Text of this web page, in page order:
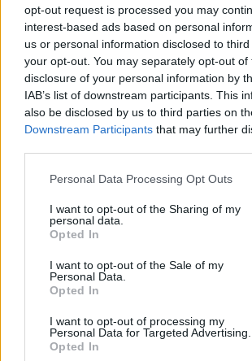
opt-out request is processed you may
interest-based ads based on personal
us or personal information disclosed to
your opt-out. You may separately opt-out of
disclosure of your personal information by
IAB’s list of downstream participants. This
also be disclosed by us to third parties on
Downstream Participants that may further
Please note that this website/app uses one
not limited to your visit or usage behaviour.
grant or deny consent to Google and its
use your data for below specified purposes
consent section.
Personal Data Processing Opt Outs
I want to opt-out of the Sharing of my
personal data.
Opted In
I want to opt-out of the Sale of my
Personal Data.
Opted In
I want to opt-out of processing my
Personal Data for Targeted Advertising.
Opted In
Belváros-Lipótváros
játszótér
Város-Teampannon Kereskedelmi és Szolgáltató Kft.
Újragondolják Lipótváros rejtett, zöld
Indulhat a Honvéd tér megújításának
klímatudatos gondolkodás és a helyi
középpontba.
Történelmi táj,